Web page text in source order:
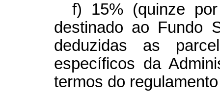
f) 15% (quinze
destinado ao Fundo
deduzidas as
específicos da
termos do